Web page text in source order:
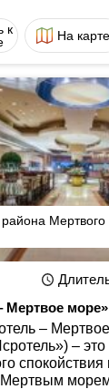
к
На карте
Мертвого
Мертвое море»
‒
‒ это